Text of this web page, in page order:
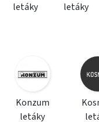
letáky
letáky
Konzum
letáky